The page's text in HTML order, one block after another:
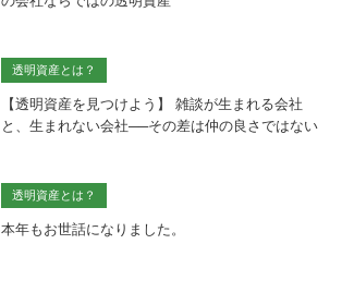
透明資産とは？
【透明資産を見つけよう】 雑談が生まれる会社
と、生まれない会社──その差は仲の良さではない
透明資産とは？
本年もお世話になりました。